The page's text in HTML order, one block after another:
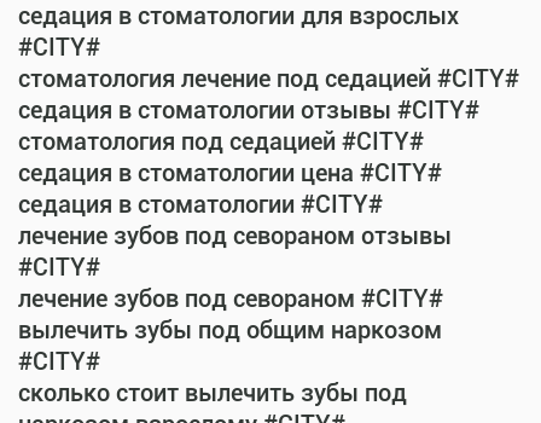
седация в стоматологии для взрослых
#CITY#
стоматология лечение под седацией #CITY#
седация в стоматологии отзывы #CITY#
стоматология под седацией #CITY#
седация в стоматологии цена #CITY#
седация в стоматологии #CITY#
лечение зубов под севораном отзывы
#CITY#
лечение зубов под севораном #CITY#
вылечить зубы под общим наркозом
#CITY#
сколько стоит вылечить зубы под